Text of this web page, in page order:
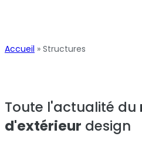
Accueil » Structures
Toute l'actualité du
d'extérieur design